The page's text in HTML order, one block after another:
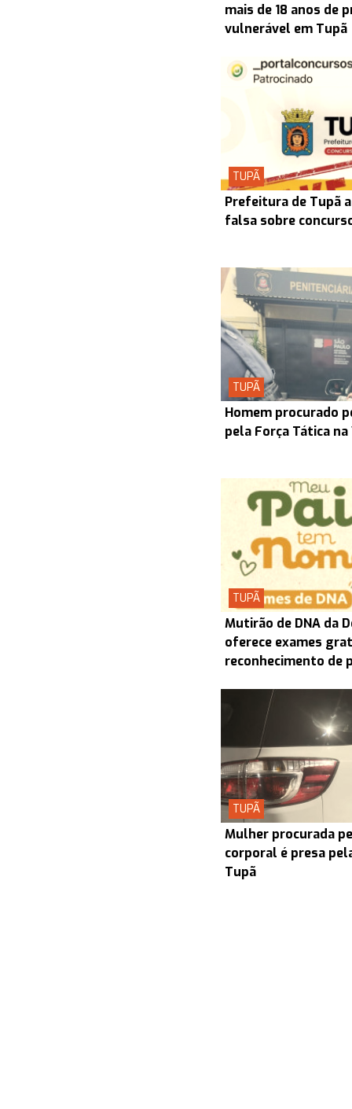
mais de 18 anos de
vulnerável em Tupã
TUPÃ
Prefeitura de Tupã
falsa sobre
TUPÃ
Homem procurado
pela Força Tática
TUPÃ
Mutirão de DNA da
oferece exames
reconhecimento de
TUPÃ
Mulher procurada
corporal é presa
Tupã